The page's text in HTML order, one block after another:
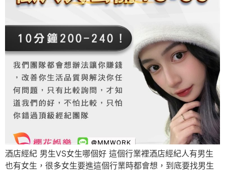
酒店經紀 男生VS女生哪個好 這個行業裡酒店經紀人有男生
也有女生，很多女生要進這個行業時都會想，到底要找男生